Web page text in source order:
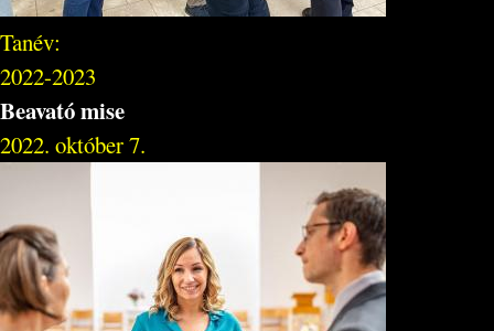
Tanév:
2022-2023
Beavató mise
2022. október 7.